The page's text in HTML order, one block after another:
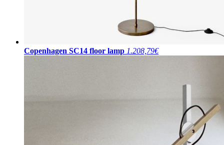
Copenhagen SC14 floor lamp 1.208,79€